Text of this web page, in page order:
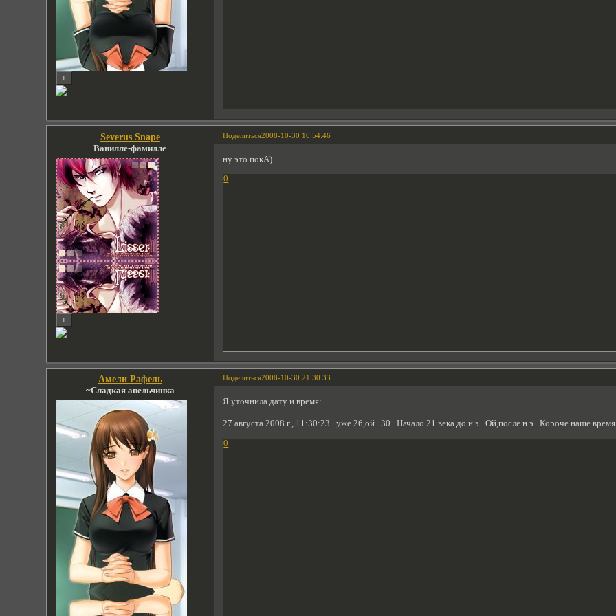
Поделиться2008-10-30 10:54:46
Severus Snape
Ванилле-фамилле
ну это покА)
0
Поделиться2008-10-30 21:30:33
Амели Рафель
~Сладкая апельчинка
Я уточнила дату и время:
27 августа 2008 г., 11:30:23...уже 26,ой...30...Начало 21 века до н.э...Ой,после н.э...Короче наше
0